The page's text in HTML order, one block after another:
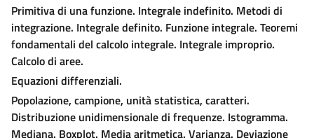
Primitiva di una funzione. Integrale indefinito. Metodi di
integrazione. Integrale definito. Funzione integrale. Teoremi
fondamentali del calcolo integrale. Integrale improprio.
Calcolo di aree.
Equazioni differenziali.
Popolazione, campione, unità statistica, caratteri.
Distribuzione unidimensionale di frequenze. Istogramma.
Mediana. Boxplot. Media aritmetica. Varianza. Deviazione